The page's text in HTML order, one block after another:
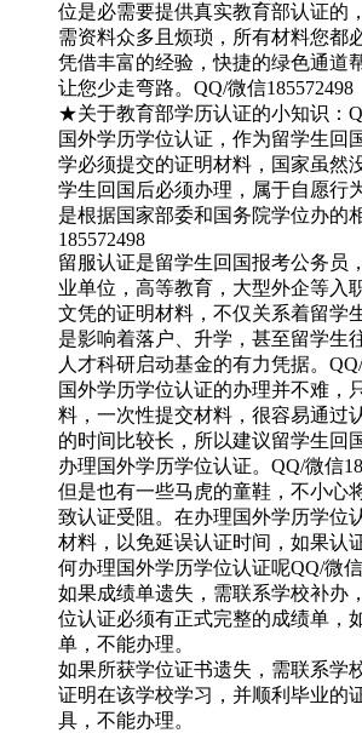
位是必需要提供真实教育部认证的
需资料众多且烦琐，所有材料您都
凭借丰富的经验，快捷的绿色通道
让您少走弯路。QQ/微信185572498
★关于教育部学历认证的小知识：
国外学历学位认证，作为留学生回
学必须提交的证明材料，国家虽然
学生回国后必须办理，属于自愿行
是根据国家部委和国务院学位办的
185572498
留服认证是留学生回国报考公务员
业单位，高等教育，大型外企等入
文凭的证明材料，不仅关系着留学
是影响着落户、升学，甚至留学生
人才科研启动基金的有力凭据。
国外学历学位认证的办理并不难，
料，一次性提交材料，很容易通过
的时间比较长，所以建议留学生回
办理国外学历学位认证。QQ/微信
但是也有一些马虎的童鞋，不小心
致认证受阻。在办理国外学历学位
材料，以免延误认证时间，如果认
何办理国外学历学位认证呢QQ/微信
如果成绩单遗失，需联系学校补办
位认证必须有正式完整的成绩单，
单，不能办理。
如果所获学位证书遗失，需联系学
证明在该学校学习，并顺利毕业的
具，不能办理。